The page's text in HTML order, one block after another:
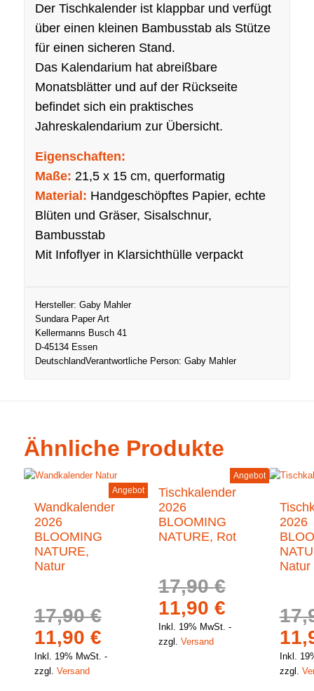
Der Tischkalender ist klappbar und verfügt
über einen kleinen Bambusstab als Stütze
für einen sicheren Stand.
Das Kalendarium hat abreißbare
Monatsblätter und auf der Rückseite
befindet sich ein praktisches
Jahreskalendarium zur Übersicht.
Eigenschaften:
Maße: 21,5 x 15 cm, querformatig
Material: Handgeschöpftes Papier, echte
Blüten und Gräser, Sisalschnur,
Bambusstab
Mit Infoflyer in Klarsichthülle verpackt
Hersteller: Gaby Mahler
Sundara Paper Art
Kellermanns Busch 41
D-45134 Essen
DeutschlandVerantwortliche Person: Gaby Mahler
Ähnliche Produkte
Wandkalender
2026
BLOOMING
NATURE,
Natur
17,90€
Ursprünglicher
Preis
war:
11,90 €Aktueller
Preis
Inkl. 19% MwSt.
zzgl. Versand
Angebot
Tischkalender
2026
BLOOMING
NATURE, Rot
17,90€
Ursprünglicher
Preis
war:
11,90 €Aktueller
Preis
11,90 €.
Inkl. 19% MwSt.
zzgl. Versand
Angebot
2026
Natur
Inkl.
zzgl.